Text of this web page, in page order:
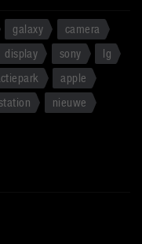
galaxy
camera
display sony
lg
apple
nieuwe